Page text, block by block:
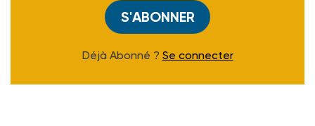
S'ABONNER
Déjà Abonné ? Se connecter